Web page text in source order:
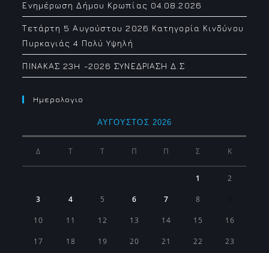
Ενημέρωση Δήμου Κρωπίας 04.08.2026
Τετάρτη 5 Αυγούστου 2026 Κατηγορία Κινδύνου
Πυρκαγιάς 4 Πολύ Υψηλή
ΠΙΝΑΚΑΣ 23H -2026 ΣΥΝΕΔΡΙΑΣΗ Δ.Σ
Ημερολογιο
ΑΎΓΟΥΣΤΟΣ 2026
Δ Τ Τ Π Π Σ Κ
1 2
3 4 5 6 7 8
10 11 12 13 14 15 16
17 18 19 20 21 22 23